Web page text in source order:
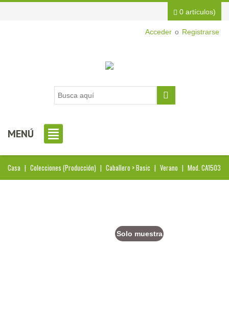
Acceder o Registrarse
0 artículos)
MENÚ
Casa | Colecciones (Producción) | Caballero > Basic | Verano | Mod. CA1503
Solo muestra